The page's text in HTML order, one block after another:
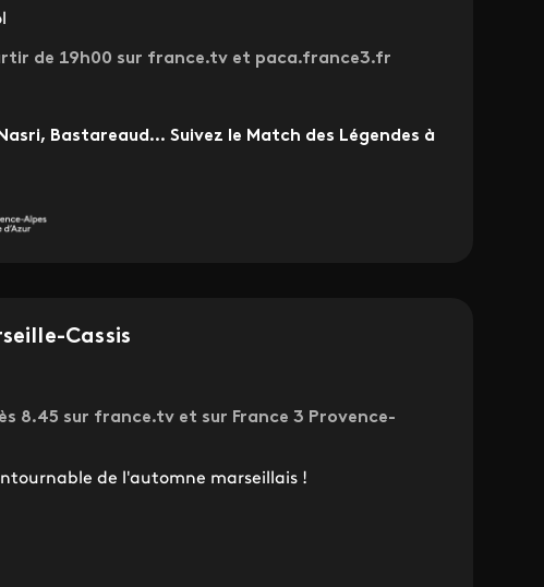
de 19h00 sur france.tv et paca.france3.fr
Bastareaud… Suivez le Match des Légendes à
Cassis
8.45 sur france.tv et sur France 3 Provence-
de l'automne marseillais !